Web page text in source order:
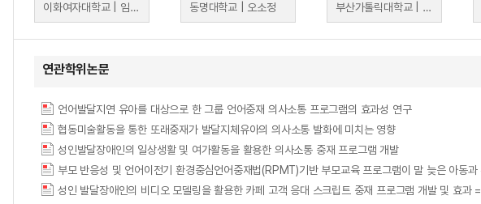
이화여자대학교 | 임동선,
동명대학교 | 오소정
부산가톨릭대학교 | 이희란
연관학위논문
언어발달지연 유아를 대상으로 한 그룹 언어중재 의사소통 프로그램의 효과성 연구
협동미술활동을 통한 또래중재가 발달지체유아의 의사소통 발화에 미치는 영향
성인발달장애인의 일상생활 및 여가활동을 활용한 의사소통 중재 프로그램 개발